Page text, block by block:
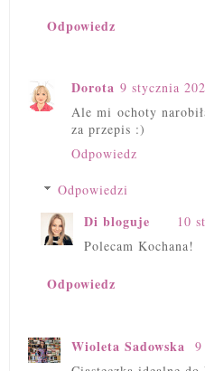
Odpowiedz
Dorota 9 stycznia
Ale mi ochoty
za przepis :)
Odpowiedz
Odpowiedzi
Di bloguje
10
Polecam Kochana!
Odpowiedz
Wioleta Sadowska